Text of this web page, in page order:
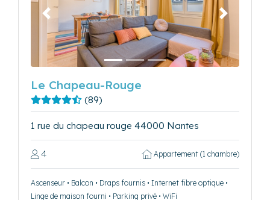
Précédent Suivant
Le Chapeau-Rouge
(89)
1 rue du chapeau rouge 44000 Nantes
4 Appartement (1 chambre)
Ascenseur • Balcon • Draps fournis • Internet fibre optique •
Linge de maison fourni • Parking privé • WiFi